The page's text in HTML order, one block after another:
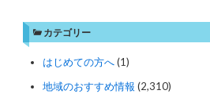
カテゴリー
はじめての方へ(1)
地域のおすすめ情報 (2,310)